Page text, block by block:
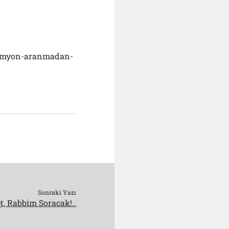
aranmadan-
Sonraki Yazı
Rabbim Soracak!..